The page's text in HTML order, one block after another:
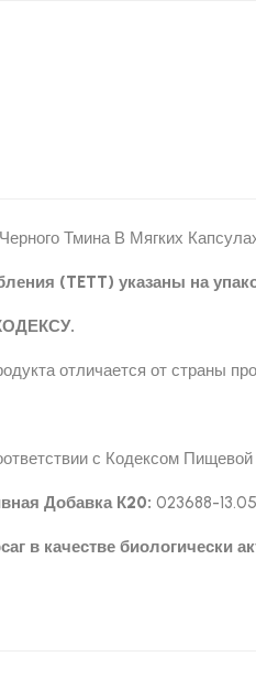
Тмина В Мягких
(TETT) указаны на
отличается от страны
с Кодексом
Добавка К20: 023688-
в качестве биологически